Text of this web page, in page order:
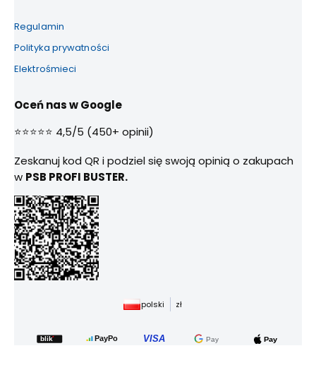
Regulamin
Polityka prywatności
Elektrośmieci
Oceń nas w Google
⭐⭐⭐⭐⭐ 4,5/5 (450+ opinii)
Zeskanuj kod QR i podziel się swoją opinią o zakupach
w PSB PROFI BUSTER.
polski zł